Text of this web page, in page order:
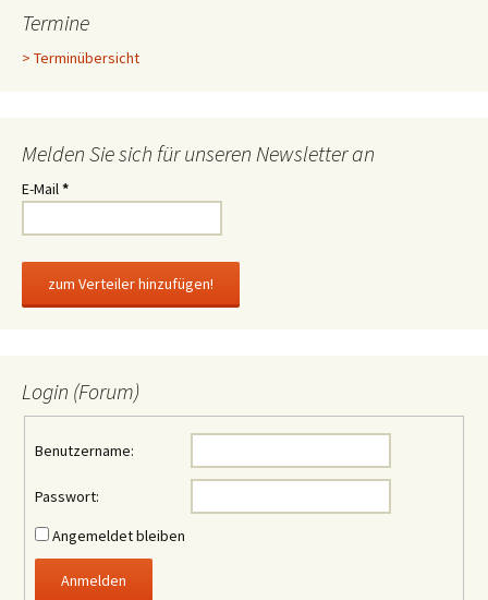
Termine
> Terminübersicht
Melden Sie sich für unseren Newsletter an
E-Mail*
Login (Forum)
Benutzername:
Passwort:
Angemeldet bleiben
Anmelden